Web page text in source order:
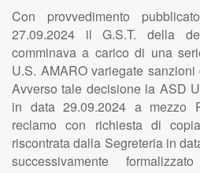
Con provvedimento
27.09.2024 il G.S.T. della
comminava a carico di una
U.S. AMARO variegate
Avverso tale decisione la ASD
in data 29.09.2024 a mezzo
reclamo con richiesta di
riscontrata dalla Segreteria in
successivamente